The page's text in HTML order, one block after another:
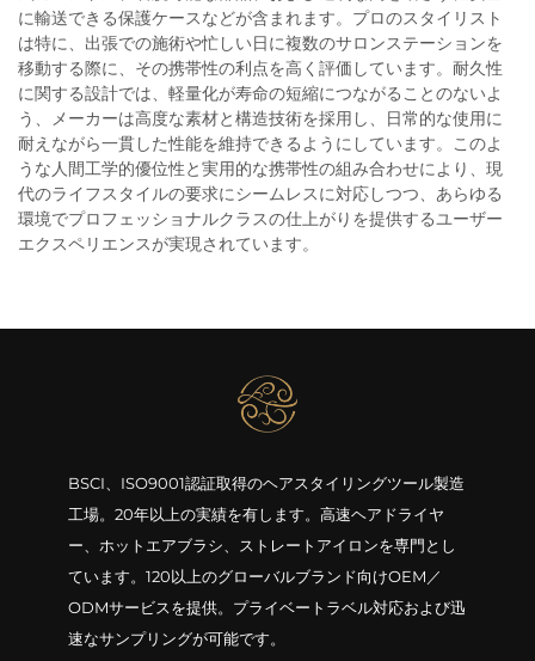
に輸送できる保護ケースなどが含まれます。プロのスタイリスト
は特に、出張での施術や忙しい日に複数のサロンステーションを
移動する際に、その携帯性の利点を高く評価しています。耐久性
に関する設計では、軽量化が寿命の短縮につながることのないよ
う、メーカーは高度な素材と構造技術を採用し、日常的な使用に
耐えながら一貫した性能を維持できるようにしています。このよ
うな人間工学的優位性と実用的な携帯性の組み合わせにより、現
代のライフスタイルの要求にシームレスに対応しつつ、あらゆる
環境でプロフェッショナルクラスの仕上がりを提供するユーザー
エクスペリエンスが実現されています。
BSCI、ISO9001認証取得のヘアスタイリングツール製造
工場。20年以上の実績を有します。高速ヘアドライヤ
ー、ホットエアブラシ、ストレートアイロンを専門とし
ています。120以上のグローバルブランド向けOEM／
ODMサービスを提供。プライベートラベル対応および迅
速なサンプリングが可能です。